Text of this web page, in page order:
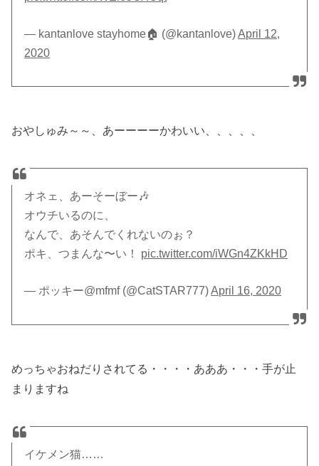
— kantanlove stayhome🏠 (@kantanlove)April 12,
2020
おやしゅみ～～、あーーーーかわいい、、、、、
オネェ、あーそーぼー🎶
オウチいるのに、
なんで、あそんでくれないのぉ？
ポキ、つまんな〜い！ pic.twitter.com/iWGn4ZKkHD
— ポッキー@mfmf (@CatSTAR777)April 16, 2020
めっちゃおねだりされてる・・・・あああ・・・手が止
まりますね
イケメン猫……